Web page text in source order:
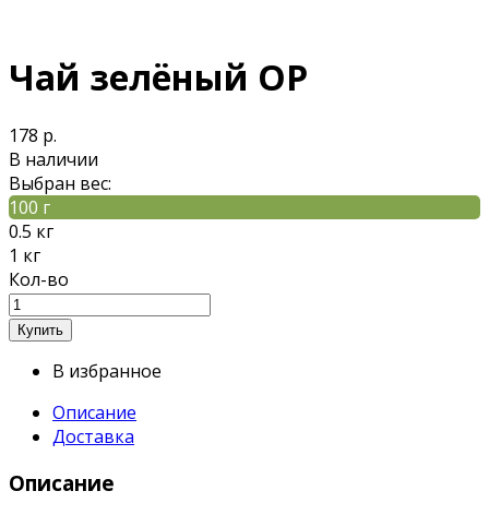
Чай зелёный ОР
178 р.
В наличии
Выбран вес:
100 г
0.5 кг
1 кг
Кол-во
В избранное
Описание
Доставка
Описание